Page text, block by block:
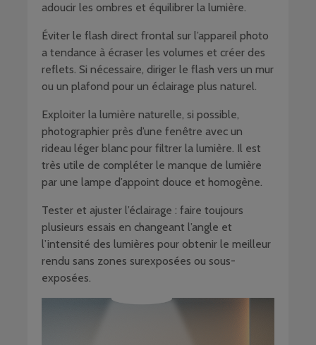
adoucir les ombres et équilibrer la lumière.
Éviter le flash direct frontal sur l’appareil photo
a tendance à écraser les volumes et créer des
reflets. Si nécessaire, diriger le flash vers un mur
ou un plafond pour un éclairage plus naturel.
Exploiter la lumière naturelle, si possible,
photographier près d’une fenêtre avec un
rideau léger blanc pour filtrer la lumière. Il est
très utile de compléter le manque de lumière
par une lampe d’appoint douce et homogène.
Tester et ajuster l’éclairage : faire toujours
plusieurs essais en changeant l’angle et
l’intensité des lumières pour obtenir le meilleur
rendu sans zones surexposées ou sous-
exposées.